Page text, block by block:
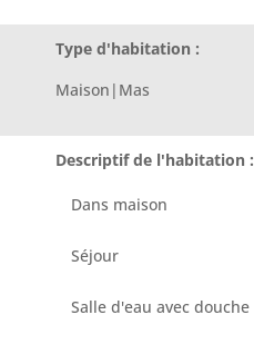
Type d'habitation :
Maison|Mas
Descriptif de l'habitation :
Dans maison
Séjour
Salle d'eau avec douche